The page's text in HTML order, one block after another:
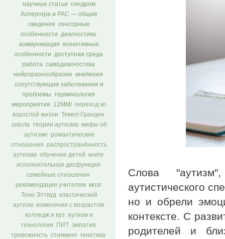
научные статьи синдром
Аспергера и РАС — общие
сведения сенсорные
особенности диагностика
коммуникация когнитивные
особенности доступная среда
работа самодиагностика
нейроразнообразие инклюзия
сопутствующие заболевания и
проблемы терминология
мероприятия 12ММ! переход ко
взрослой жизни
Темпл Грандин
школа теории аутизма
мифы об
аутизме
романтические
отношения
распространённость
аутизма обучение детей
книги
исполнительная дисфункция
семейные отношения
рекомендации учителям
мозг
Тони Эттвуд
классический
аутизм
изменения с возрастом
колледж и вуз аутизм и
технологии
ПИТ
эмпатия
тревожность стимминг генетика
Слова
аутистического
но и обрели
контексте. С
родителей и